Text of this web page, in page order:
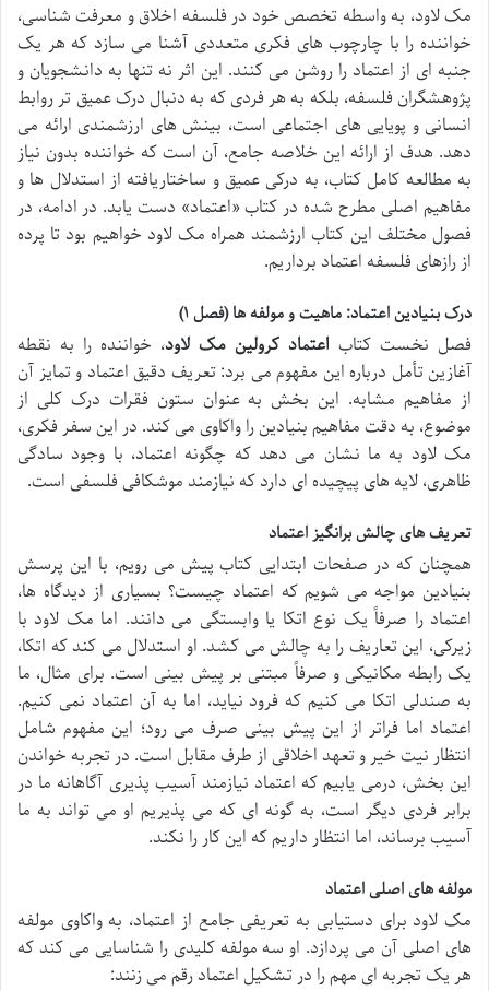
مک لاود، به واسطه تخصص خود در فلسفه اخلاق و معرفت شناسی،
خواننده را با چارچوب های فکری متعددی آشنا می سازد که هر یک
جنبه ای از اعتماد را روشن می کنند. این اثر نه تنها به دانشجویان و
پژوهشگران فلسفه، بلکه به هر فردی که به دنبال درک عمیق تر روابط
انسانی و پویایی های اجتماعی است، بینش های ارزشمندی ارائه می
دهد. هدف از ارائه این خلاصه جامع، آن است که خواننده بدون نیاز
به مطالعه کامل کتاب، به درکی عمیق و ساختاریافته از استدلال ها و
مفاهیم اصلی مطرح شده در کتاب «اعتماد» دست یابد. در ادامه، در
فصول مختلف این کتاب ارزشمند همراه مک لاود خواهیم بود تا پرده
از رازهای فلسفه اعتماد برداریم.
درک بنیادین اعتماد: ماهیت و مولفه ها (فصل ۱)
فصل نخست کتاب اعتماد کرولین مک لاود، خواننده را به نقطه
آغازین تأمل درباره این مفهوم می برد: تعریف دقیق اعتماد و تمایز آن
از مفاهیم مشابه. این بخش به عنوان ستون فقرات درک کلی از
موضوع، به دقت مفاهیم بنیادین را واکاوی می کند. در این سفر فکری،
مک لاود به ما نشان می دهد که چگونه اعتماد، با وجود سادگی
ظاهری، لایه های پیچیده ای دارد که نیازمند موشکافی فلسفی است.
تعریف های چالش برانگیز اعتماد
همچنان که در صفحات ابتدایی کتاب پیش می رویم، با این پرسش
بنیادین مواجه می شویم که اعتماد چیست؟ بسیاری از دیدگاه ها،
اعتماد را صرفاً یک نوع اتکا یا وابستگی می دانند. اما مک لاود با
زیرکی، این تعاریف را به چالش می کشد. او استدلال می کند که اتکا،
یک رابطه مکانیکی و صرفاً مبتنی بر پیش بینی است. برای مثال، ما
به صندلی اتکا می کنیم که فرود نیاید، اما به آن اعتماد نمی کنیم.
اعتماد اما فراتر از این پیش بینی صرف می رود؛ این مفهوم شامل
انتظار نیت خیر و تعهد اخلاقی از طرف مقابل است. در تجربه خواندن
این بخش، درمی یابیم که اعتماد نیازمند آسیب پذیری آگاهانه ما در
برابر فردی دیگر است، به گونه ای که می پذیریم او می تواند به ما
آسیب برساند، اما انتظار داریم که این کار را نکند.
مولفه های اصلی اعتماد
مک لاود برای دستیابی به تعریفی جامع از اعتماد، به واکاوی مولفه
های اصلی آن می پردازد. او سه مولفه کلیدی را شناسایی می کند که
هر یک تجربه ای مهم را در تشکیل اعتماد رقم می زنند: